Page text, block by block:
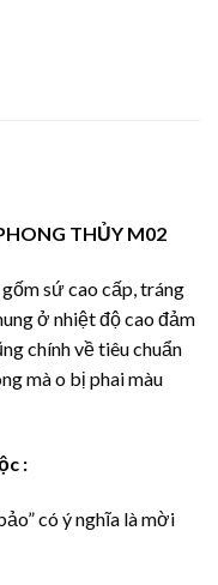
THỦY M02
sứ cao cấp, tráng
ở nhiệt độ cao đảm
chính về tiêu chuẩn
mà o bị phai màu
:
có ý nghĩa là mời